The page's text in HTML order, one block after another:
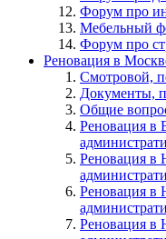
Форум про
Мебельный
Форум про
Реновация в
Смотровой,
Документы,
Общие
Реновация в
Реновация
Реновация
Реновация